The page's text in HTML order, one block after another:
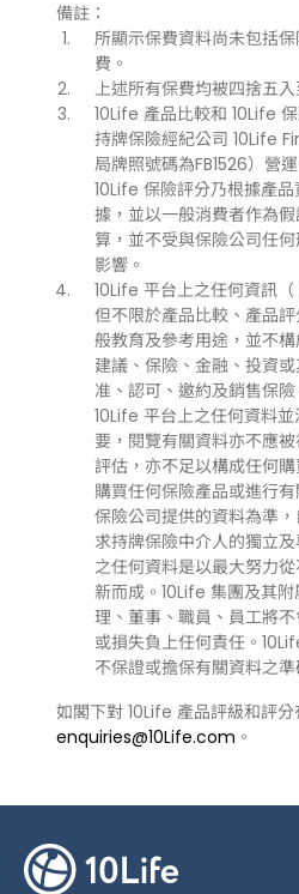
備註：
所顯示保費資料尚未包括
費。
上述所有保費均被四捨五入
10Life 產品比較和 10Life
持牌保險經紀公司 10Life
局牌照號碼為FB1526）營
10Life 保險評分乃根據產
據，並以一般消費者作為
算，並不受與保險公司任
影響。
10Life 平台上之任何資訊
但不限於產品比較、產品
般教育及參考用途，並不
建議、保險、金融、投資
准、認可、邀約及銷售保
10Life 平台上之任何資料
要，閱覽有關資料亦不應
評估，亦不足以構成任何
購買任何保險產品或進行
保險公司提供的資料為準
求持牌保險中介人的獨立
之任何資料是以最大努力
新而成。10Life 集團及其
理、董事、職員、員工將
或損失負上任何責任。
不保證或擔保有關資料之
如閣下對 10Life 產品評級和評
enquiries@10Life.com 。